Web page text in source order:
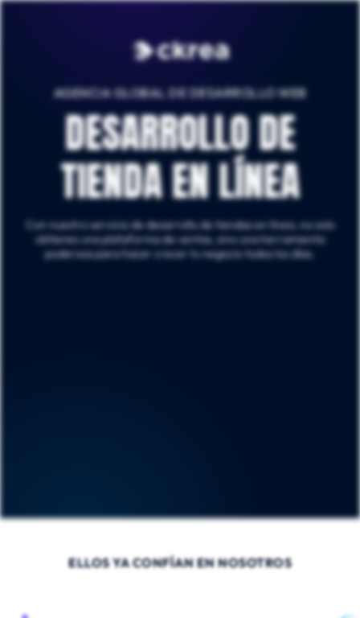
AGENCIA GLOBAL DE DESARROLLO WEB
DESARROLLO DE
TIENDA EN LÍNEA
Con nuestro servicio de desarrollo de tiendas en línea, no solo
obtienes una plataforma de ventas, sino una herramienta
poderosa para hacer crecer tu negocio todos los días.
ELLOS YA CONFÍAN EN NOSOTROS